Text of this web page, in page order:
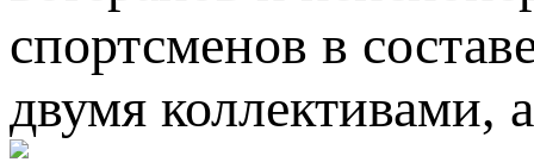
спортсменов в
двумя